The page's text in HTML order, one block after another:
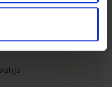
tai